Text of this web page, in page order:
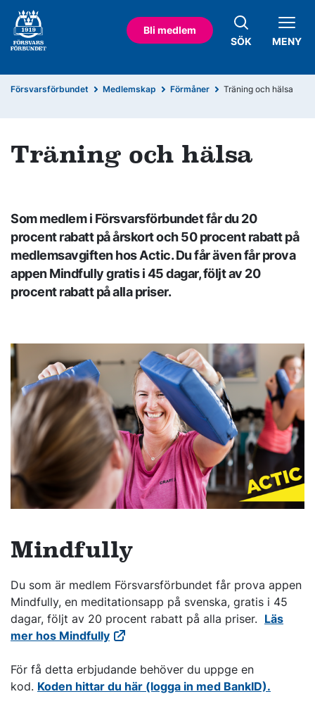
Bli medlem
SÖK
MENY
Försvarsförbundet Medlemskap Förmåner Träning och hälsa
Träning och hälsa
Som medlem i Försvarsförbundet får du 20
procent rabatt på årskort och 50 procent rabatt på
medlemsavgiften hos Actic. Du får även får prova
appen Mindfully gratis i 45 dagar, följt av 20
procent rabatt på alla priser.
Mindfully
Du som är medlem Försvarsförbundet får prova appen
Mindfully, en meditationsapp på svenska, gratis i 45
dagar, följt av 20 procent rabatt på alla priser. Läs
mer hos Mindfully
För få detta erbjudande behöver du uppge en
kod. Koden hittar du här (logga in med BankID).